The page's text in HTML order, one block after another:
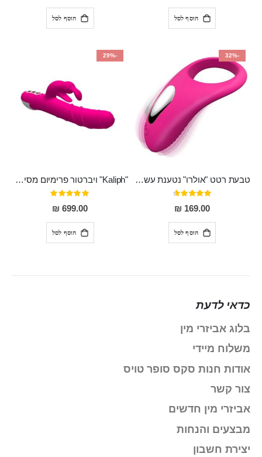
הוסף לסל הוסף לסל
-32%
טבעת רטט "אולרו" נטענת עשויה סיליקון רפואי עם רטט חזק ומטריף חושים
דירוג:
91%
169.00 ₪
הוסף לסל
-29%
"Kaliph" ויברטור פרימיום מסיליקון רפואי , נטען, שקט במיוחד, מסתובב ומתפתל, שמנמן עם חדירה 14 סמ
דירוג:
100%
699.00 ₪
הוסף לסל
כדאי לדעת
בלוג אביזרי מין
משלוח מיידי
אודות חנות סקס סופר טויס
צור קשר
אביזרי מין חדשים
מבצעים והנחות
יצירת חשבון